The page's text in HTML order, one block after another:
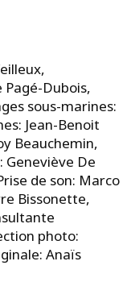
Dubois,
sous-marines:
Jean-Benoit
Beauchemin,
Geneviève De
de son: Marco
Bissonette,
photo:
Anaïs